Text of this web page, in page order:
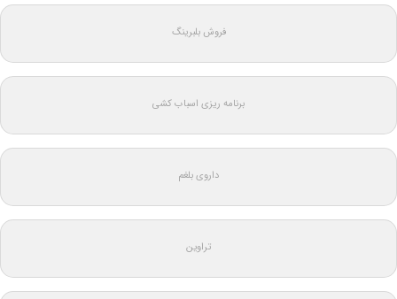
فروش بلبرینگ
برنامه ریزی اسباب کشی
داروی بلغم
تراوین